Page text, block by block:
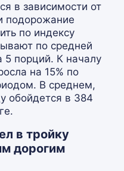
в зависимости от
подорожание
по индексу
по средней
5 порций. К началу
на 15% по
В среднем,
обойдется в 384
в тройку
дорогим